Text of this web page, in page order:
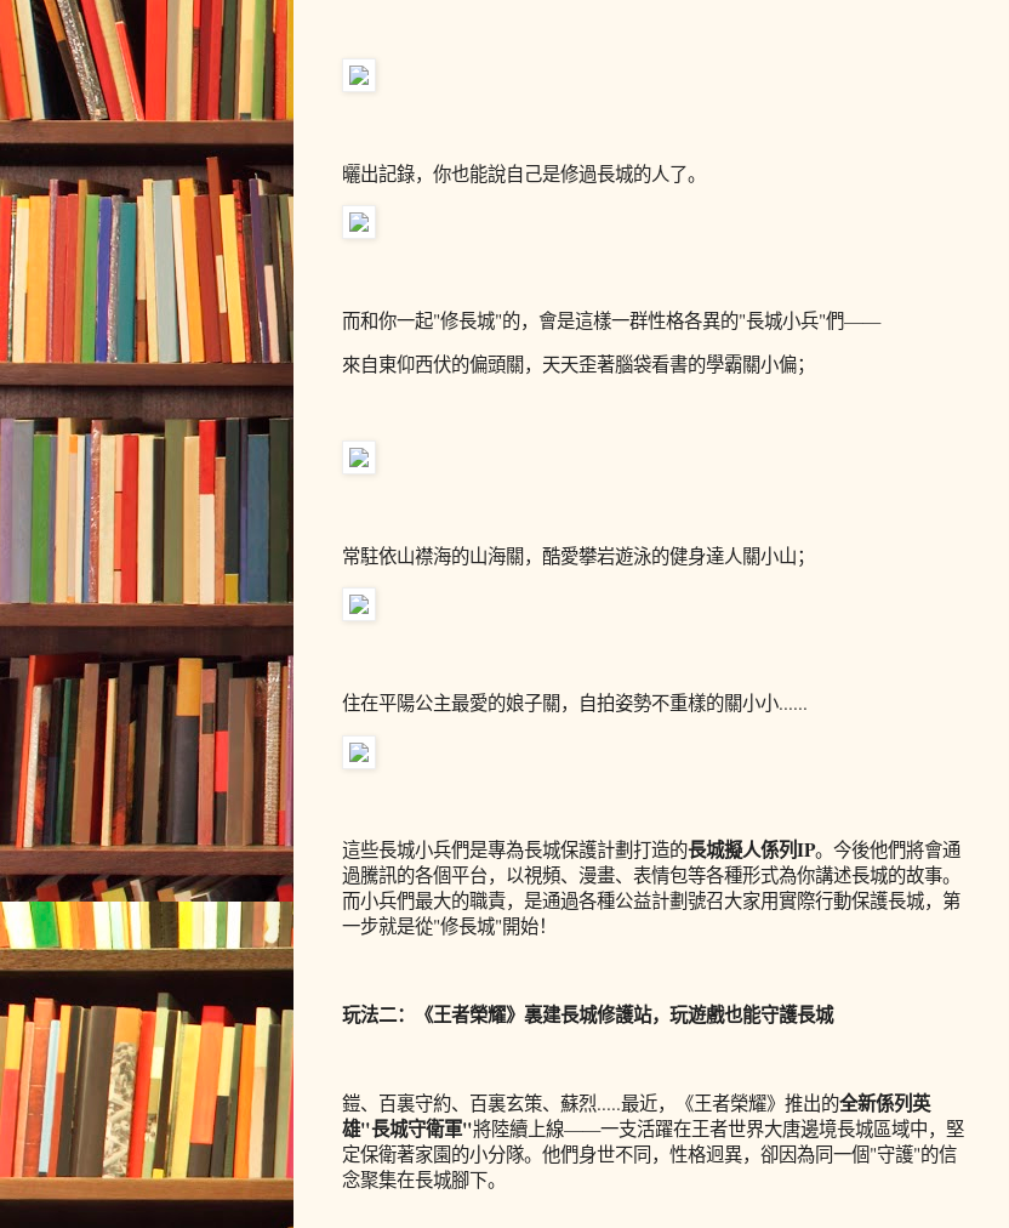
曬出記錄，你也能說自己是修過長城的人了。
而和你一起"修長城"的，會是這樣一群性格各異的"長城小兵"們——
來自東仰西伏的偏頭關，天天歪著腦袋看書的學霸關小偏；
常駐依山襟海的山海關，酷愛攀岩遊泳的健身達人關小山；
住在平陽公主最愛的娘子關，自拍姿勢不重樣的關小小......
這些長城小兵們是專為長城保護計劃打造的長城擬人係列IP。今後他們將會通
過騰訊的各個平台，以視頻、漫畫、表情包等各種形式為你講述長城的故事。
而小兵們最大的職責，是通過各種公益計劃號召大家用實際行動保護長城，第
一步就是從"修長城"開始！
玩法二：《王者榮耀》裏建長城修護站，玩遊戲也能守護長城
鎧、百裏守約、百裏玄策、蘇烈.....最近，《王者榮耀》推出的全新係列英
雄"長城守衛軍"將陸續上線——一支活躍在王者世界大唐邊境長城區域中，堅
定保衛著家園的小分隊。他們身世不同，性格迥異，卻因為同一個"守護"的信
念聚集在長城腳下。